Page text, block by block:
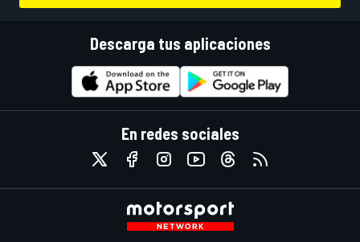
Descarga tus aplicaciones
En redes sociales